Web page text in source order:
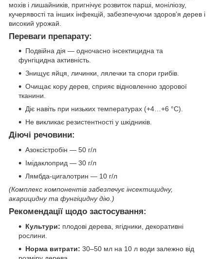
мохів і лишайників, пригнічує розвиток парші, моніліозу,
кучерявості та інших інфекцій, забезпечуючи здоров’я дерев і
високий урожай.
Переваги препарату:
Подвійна дія — одночасно інсектицидна та
фунгіцидна активність.
Знищує яйця, личинки, лялечки та спори грибів.
Очищає кору дерев, сприяє відновленню здорової
тканини.
Діє навіть при низьких температурах (+4…+6 °C).
Не викликає резистентності у шкідників.
Діючі речовини:
Азоксістробін — 50 г/л
Імідаклоприд — 30 г/л
Лямбда-цигалотрин — 10 г/л
(Комплекс компонентів забезпечує інсектицидну,
акарицидну та фунгіцидну дію.)
Рекомендації щодо застосування:
Культури: плодові дерева, ягідники, декоративні
рослини.
Норма витрати: 30–50 мл на 10 л води залежно від